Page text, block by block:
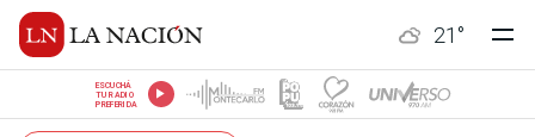
21 °
ESCUCHÁ
TU RADIO
PREFERIDA